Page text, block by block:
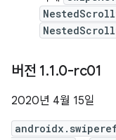
버전 1.1.0-rc01
2020년 4월 15일